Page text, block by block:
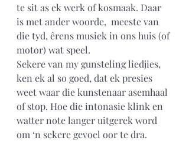
te sit as ek werk of kosmaak. Daar
is met ander woorde,  meeste van
die tyd, êrens musiek in ons huis (of
motor) wat speel.
Sekere van my gunsteling liedjies,
ken ek al so goed, dat ek presies
weet waar die kunstenaar asemhaal
of stop. Hoe die intonasie klink en
watter note langer uitgerek word
om ‘n sekere gevoel oor te dra.